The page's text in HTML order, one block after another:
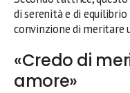
di serenità e di
convinzione di meritare
«Credo di
amore»